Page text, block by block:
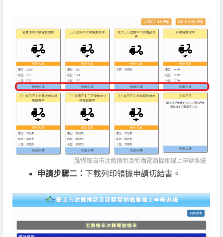
圖/擷取自市汰舊換新及新購電動機車線上申辦系統
申請步驟二： 下載列印領據申請切結書。